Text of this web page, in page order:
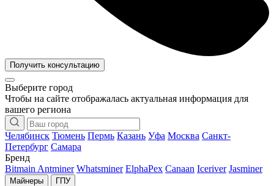
Получить консультацию
Выберите город
Чтобы на сайте отображалась актуальная информация для
вашего региона
Челябинск Тюмень Пермь Казань Уфа Москва Санкт-
Петербург Самара
Бренд
Bitmain Antminer Whatsminer ElphaPex Canaan Iceriver Jasminer
Майнеры ГПУ